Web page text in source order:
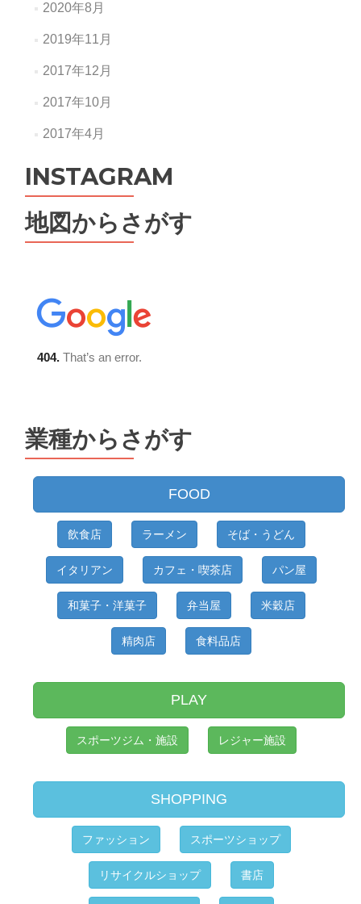
2020年8月
2019年11月
2017年12月
2017年10月
2017年4月
INSTAGRAM
地図からさがす
業種からさがす
FOOD
飲食店 ラーメン そば・うどん
イタリアン カフェ・喫茶店 パン屋
和菓子・洋菓子 弁当屋 米穀店
精肉店 食料品店
PLAY
スポーツジム・施設 レジャー施設
SHOPPING
ファッション スポーツショップ
リサイクルショップ 書店